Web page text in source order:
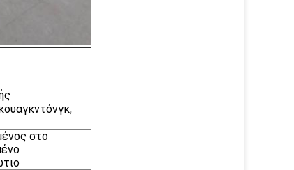
στο